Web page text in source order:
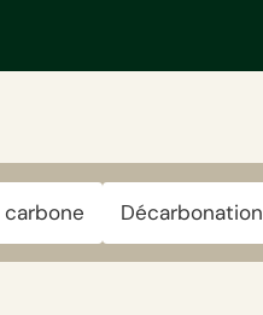
Décarbonation